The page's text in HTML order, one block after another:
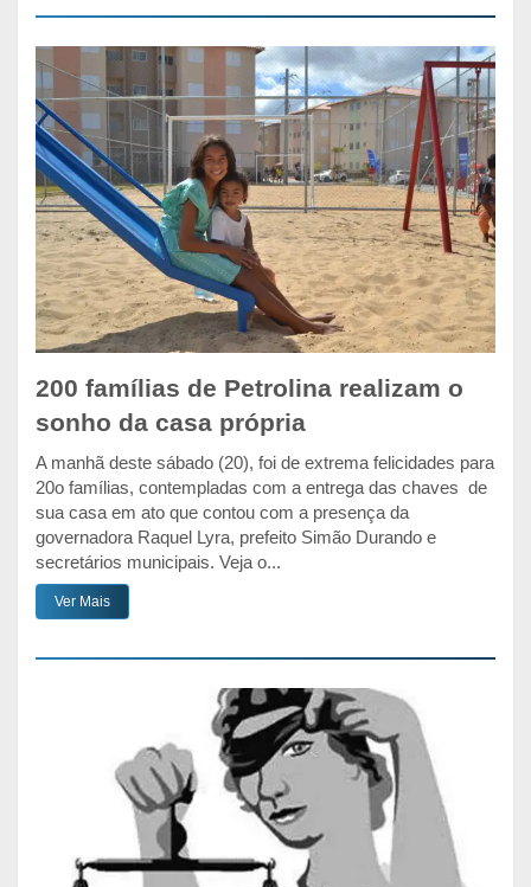
200 famílias de Petrolina realizam o
sonho da casa própria
A manhã deste sábado (20), foi de extrema felicidades para
20o famílias, contempladas com a entrega das chaves de
sua casa em ato que contou com a presença da
governadora Raquel Lyra, prefeito Simão Durando e
secretários municipais. Veja o...
Ver Mais